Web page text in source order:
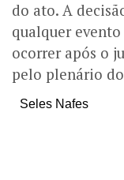
do ato. A
qualquer
ocorrer após o
pelo plenário
Seles Nafes